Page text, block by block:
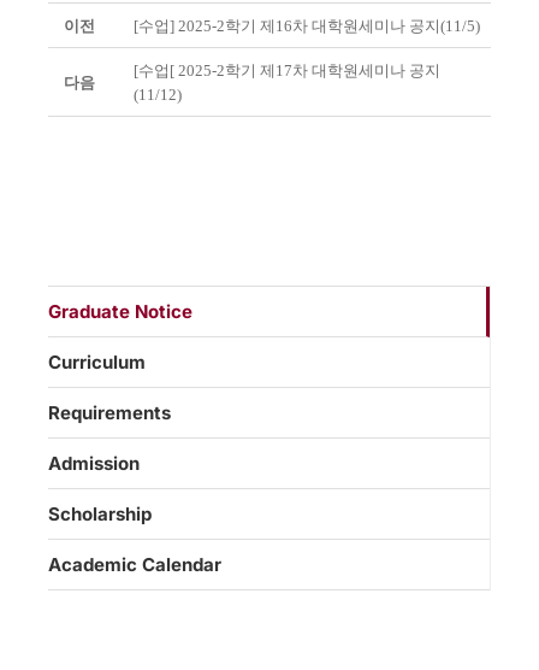
이전 [수업] 2025-2학기 제16차 대학원세미나 공지(11/5)
다음
[수업[ 2025-2학기 제17차 대학원세미나 공지
(11/12)
Graduate Notice
Curriculum
Requirements
Admission
Scholarship
Academic Calendar